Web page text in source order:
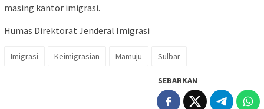
masing kantor imigrasi.
Humas Direktorat Jenderal Imigrasi
Imigrasi Keimigrasian Mamuju Sulbar
SEBARKAN